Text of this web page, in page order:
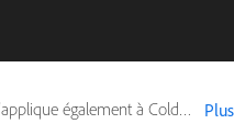
également à ColdFusion Plus